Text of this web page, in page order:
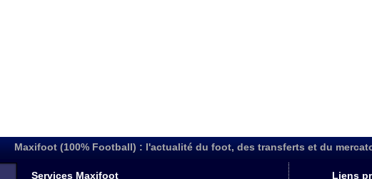
Maxifoot (100% Football) : l'actualité du foot, des transferts et du
Services Maxifoot Liens